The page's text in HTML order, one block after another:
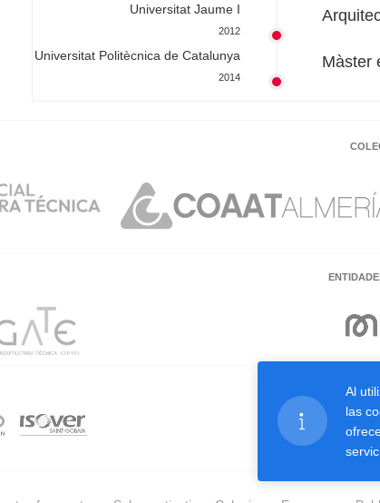
Universitat Jaume I
2012
Universitat Politècnica de Catalunya
2014
Màster
Al
las